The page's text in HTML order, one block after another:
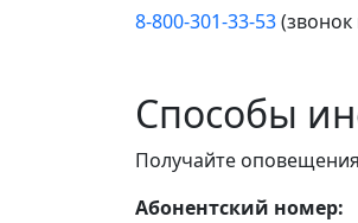
8-800-301-33-53
Способы
Получайте
Абонентский номер: